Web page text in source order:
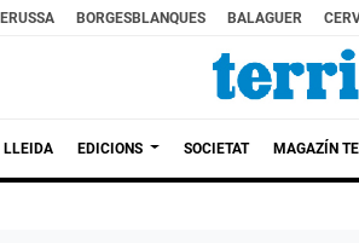
BORGESBLANQUES BALAGUER
LLEIDA EDICIONS SOCIETAT MAGAZÍN